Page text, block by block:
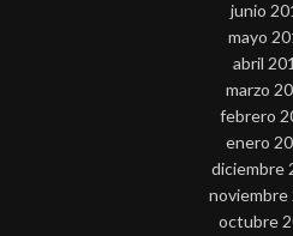
junio
mayo
abril
marzo
febrero
enero
diciembre
noviembre
octubre